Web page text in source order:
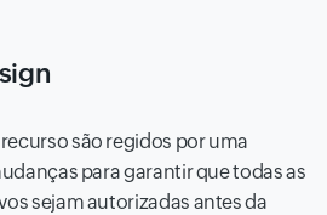
são regidos por uma
para garantir que todas as
sejam autorizadas antes da